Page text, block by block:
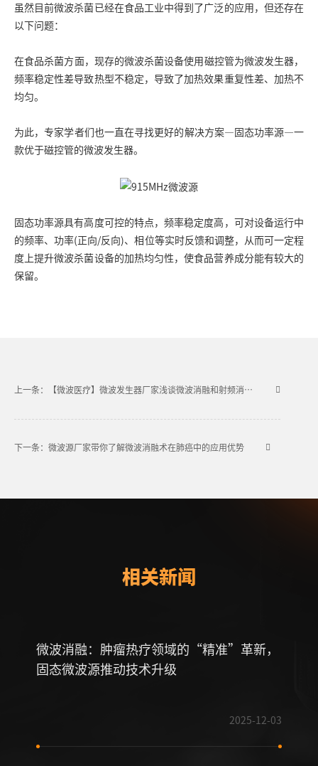
虽然目前微波杀菌已经在食品工业中得到了广泛的应用，但还存在
以下问题：
在食品杀菌方面，现存的微波杀菌设备使用磁控管为微波发生器，
频率稳定性差导致热型不稳定，导致了加热效果重复性差、加热不
均匀。
为此，专家学者们也一直在寻找更好的解决方案—固态功率源—一
款优于磁控管的微波发生器。
固态功率源具有高度可控的特点，频率稳定度高，可对设备运行中
的频率、功率(正向/反向)、相位等实时反馈和调整，从而可一定程
度上提升微波杀菌设备的加热均匀性，使食品营养成分能有较大的
保留。
上一条：【微波医疗】微波发生器厂家浅谈微波消融和射频消融的不同
下一条：微波源厂家带你了解微波消融术在肺癌中的应用优势
相关新闻
微波消融：肿瘤热疗领域的“精准”革新，
固态微波源推动技术升级
2025-12-03